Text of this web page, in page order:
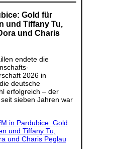
Gold für
und Tiffany Tu,
und Charis
endete die
2026 in
deutsche
erfolgreich – der
sieben Jahren war
in Pardubice: Gold
und Tiffany Tu,
und Charis Peglau